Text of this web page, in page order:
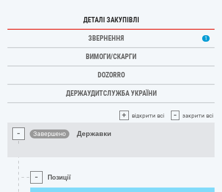
ДЕТАЛІ ЗАКУПІВЛІ
ЗВЕРНЕННЯ 1
ВИМОГИ/СКАРГИ
DOZORRO
ДЕРЖАУДИТСЛУЖБА УКРАЇНИ
+ відкрити всі - закрити всі
- Завершено Державки
- Позиції